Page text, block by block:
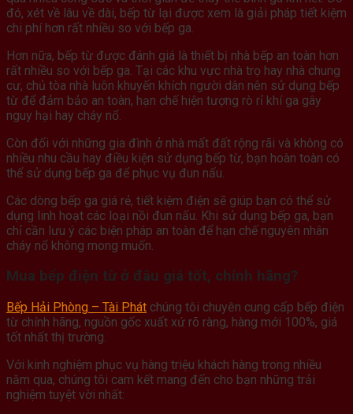
đó, xét về lâu về dài, bếp từ lại được xem là giải pháp tiết kiệm
chi phí hơn rất nhiều so với bếp ga.
Hơn nữa, bếp từ được đánh giá là thiết bị nhà bếp an toàn hơn
rất nhiều so với bếp ga. Tại các khu vực nhà trọ hay nhà chung
cư, chủ tòa nhà luôn khuyến khích người dân nên sử dụng bếp
từ để đảm bảo an toàn, hạn chế hiện tượng rò rỉ khí ga gây
nguy hại hay cháy nổ.
Còn đối với những gia đình ở nhà mất đất rộng rãi và không có
nhiều nhu cầu hay điều kiện sử dụng bếp từ, bạn hoàn toàn có
thể sử dụng bếp ga để phục vụ đun nấu.
Các dòng bếp ga giá rẻ, tiết kiệm điện sẽ giúp bạn có thể sử
dụng linh hoạt các loại nồi đun nấu. Khi sử dụng bếp ga, bạn
chỉ cần lưu ý các biện pháp an toàn để hạn chế nguyên nhân
cháy nổ không mong muốn.
Mua bếp điện từ ở đâu giá tốt, chính hãng?
Bếp Hải Phòng – Tài Phát chúng tôi chuyên cung cấp bếp điện
từ chính hãng, nguồn gốc xuất xứ rõ ràng, hàng mới 100%, giá
tốt nhất thị trường.
Với kinh nghiệm phục vụ hàng triệu khách hàng trong nhiều
năm qua, chúng tôi cam kết mang đến cho bạn những trải
nghiệm tuyệt vời nhất: